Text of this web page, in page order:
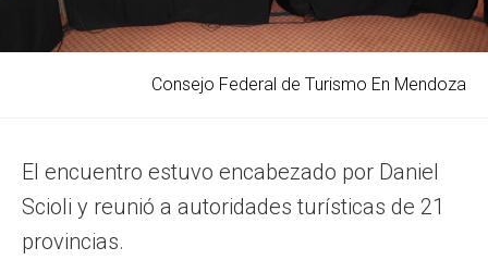
Consejo Federal de Turismo En Mendoza
El encuentro estuvo encabezado por Daniel
Scioli y reunió a autoridades turísticas de 21
provincias.